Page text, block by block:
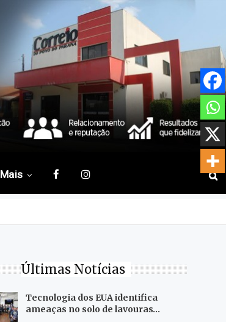
Mais
Últimas Notícias
Tecnologia dos EUA identifica
ameaças no solo de lavouras…